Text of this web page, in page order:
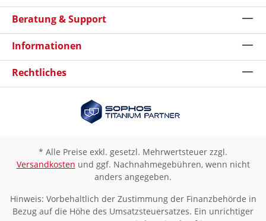
Beratung & Support
Informationen
Rechtliches
* Alle Preise exkl. gesetzl. Mehrwertsteuer zzgl.
Versandkosten und ggf. Nachnahmegebühren, wenn nicht
anders angegeben.
Hinweis: Vorbehaltlich der Zustimmung der Finanzbehörde in
Bezug auf die Höhe des Umsatzsteuersatzes. Ein unrichtiger